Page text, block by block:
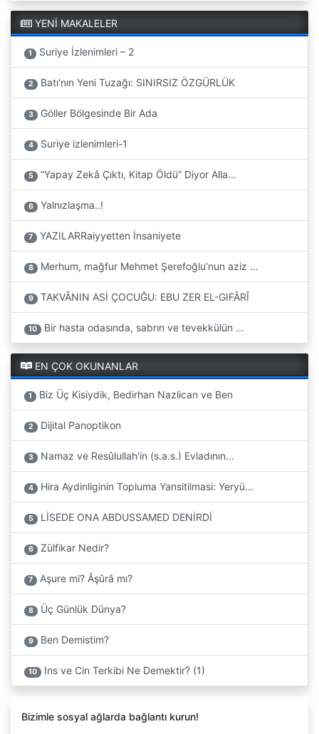
YENİ MAKALELER
1 Suriye İzlenimleri – 2
2 Batı'nın Yeni Tuzağı: SINIRSIZ ÖZGÜRLÜK
3 Göller Bölgesinde Bir Ada
4 Suriye izlenimleri-1
5 “Yapay Zekâ Çıktı, Kitap Öldü” Diyor Alla...
6 Yalnızlaşma..!
7 YAZILARRaiyyetten İnsaniyete
8 Merhum, mağfur Mehmet Şerefoğlu’nun aziz ...
9 TAKVÂNIN ASİ ÇOCUĞU: EBU ZER EL-GIFÂRÎ
10 Bir hasta odasında, sabrın ve tevekkülün ...
EN ÇOK OKUNANLAR
1 Biz Üç Kisiydik, Bedirhan Nazlican ve Ben
2 Dijital Panoptikon
3 Namaz ve Resûlullah'in (s.a.s.) Evladının...
4 Hira Aydinliginin Topluma Yansitilmasi: Yeryü...
5 LİSEDE ONA ABDUSSAMED DENİRDİ
6 Zülfikar Nedir?
7 Aşure mi? Âşûrâ mı?
8 Üç Günlük Dünya?
9 Ben Demistim?
10 Ins ve Cin Terkibi Ne Demektir? (1)
Bizimle sosyal ağlarda bağlantı kurun!